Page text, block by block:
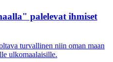
palelevat ihmiset
turvallinen niin oman maan
ulkomaalaisille.